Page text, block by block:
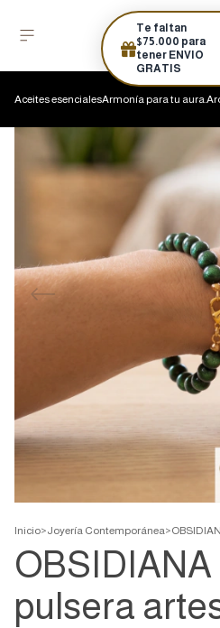
Aceites esencialesArmonía para tu aura.
Inicio>Joyería Contemporánea>
OBSIDIANA
pulsera
Te faltan
$75.000 para
tener ENVIO
GRATIS